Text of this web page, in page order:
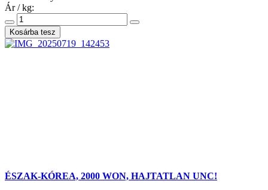
Ár / kg:
ÉSZAK-KÓREA, 2000 WON, HAJTATLAN UNC!